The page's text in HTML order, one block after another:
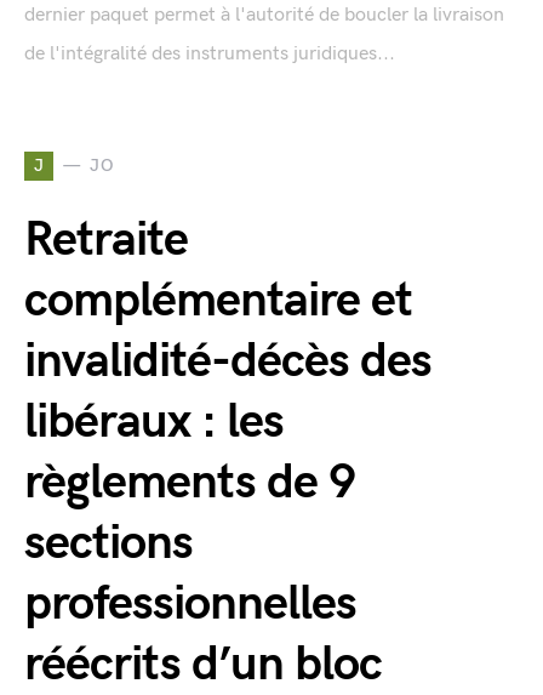
dernier paquet permet à l'autorité de boucler la livraison
de l'intégralité des instruments juridiques...
J JO
Retraite
complémentaire et
invalidité-décès des
libéraux : les
règlements de 9
sections
professionnelles
réécrits d’un bloc